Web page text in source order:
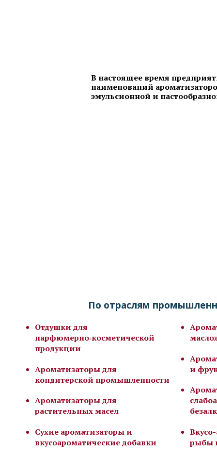
В настоящее время
наименований
эмульсионной и
По отраслям
Отдушки для
парфюмерно‑косметической
продукции
Ароматизаторы для
кондитерской промышленности
Ароматизаторы для
растительных масел
Сухие ароматизаторы и
вкусоароматические добавки
и
рыбы